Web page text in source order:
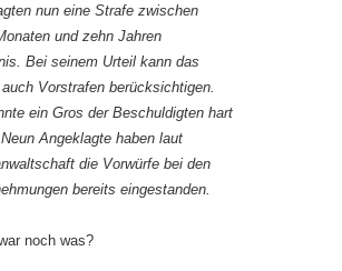
nun eine Strafe zwischen
und zehn Jahren
Bei seinem Urteil kann das
Vorstrafen berücksichtigen.
ein Gros der Beschuldigten hart
Angeklagte haben laut
die Vorwürfe bei den
bereits eingestanden.
noch was?